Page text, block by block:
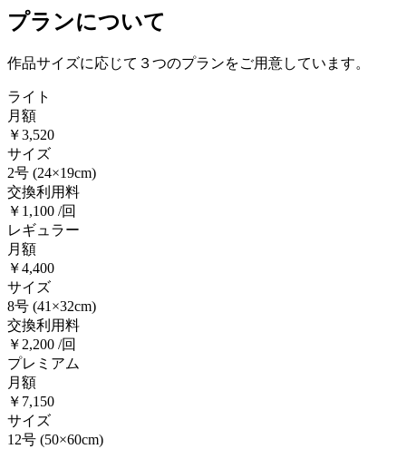
プランについて
作品サイズに応じて３つのプランをご用意しています。
ライト
月額
￥3,520
サイズ
2号 (24×19cm)
交換利用料
￥1,100 /回
レギュラー
月額
￥4,400
サイズ
8号 (41×32cm)
交換利用料
￥2,200 /回
プレミアム
月額
￥7,150
サイズ
12号 (50×60cm)